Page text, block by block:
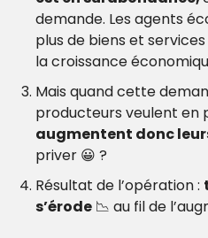
demande. Les agents
plus de biens et
la croissance
Mais quand cette
producteurs veulent en
augmentent donc
priver 😀 ?
Résultat de l’opération :
s’érode 📉 au fil de